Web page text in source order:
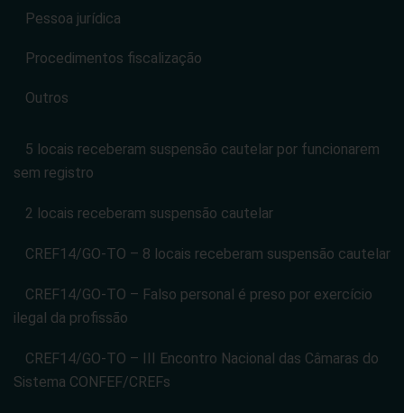
Pessoa jurídica
Procedimentos fiscalização
Outros
5 locais receberam suspensão cautelar por funcionarem
sem registro
2 locais receberam suspensão cautelar
CREF14/GO-TO – 8 locais receberam suspensão cautelar
CREF14/GO-TO – Falso personal é preso por exercício
ilegal da profissão
CREF14/GO-TO – III Encontro Nacional das Câmaras do
Sistema CONFEF/CREFs